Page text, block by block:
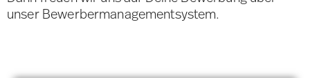
unser Bewerbermanagementsystem.